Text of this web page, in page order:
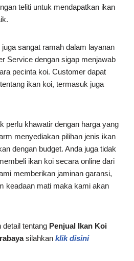
teliti untuk mendapatkan ikan
sangat ramah dalam layanan
Service dengan sigap menjawab
pecinta koi. Customer dapat
ikan koi, termasuk juga
perlu khawatir dengan harga yang
menyediakan pilihan jenis ikan
dengan budget. Anda juga tidak
ikan koi secara online dari
memberikan jaminan garansi,
keadaan mati maka kami akan
detail tentang Penjual Ikan Koi
silahkan klik disini